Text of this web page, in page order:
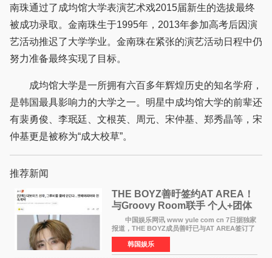
南珠通过了成均馆大学表演艺术戏2015届新生的选拔最终
被成功录取。金南珠生于1995年，2013年参加高考后因演
艺活动推迟了大学学业。金南珠在紧张的演艺活动日程中仍
努力准备最终实现了目标。
成均馆大学是一所拥有六百多年辉煌历史的知名学府，
是韩国最具影响力的大学之一。明星中成均馆大学的前辈还
有裴勇俊、李珉廷、文根英、周元、宋仲基、郑秀晶等，宋
仲基更是被称为“成大校草”。
推荐新闻
THE BOYZ善旴签约AT AREA！
与Groovy Room联手 个人+团体
活动并行
中国娱乐网讯 www yule com cn 7日据独家
报道，THE BOYZ成员善旴已与AT AREA签订了
专属合约。AT AREA是由知名制作人组合
Groovy Room创立的hip-hop厂牌，旗下拥有多
位实力派音乐人，在韩
韩国娱乐